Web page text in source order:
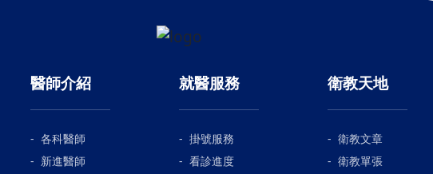
醫師介紹
各科醫師
新進醫師
就醫服務
掛號服務
看診進度
衛教天地
衛教文章
衛教單張